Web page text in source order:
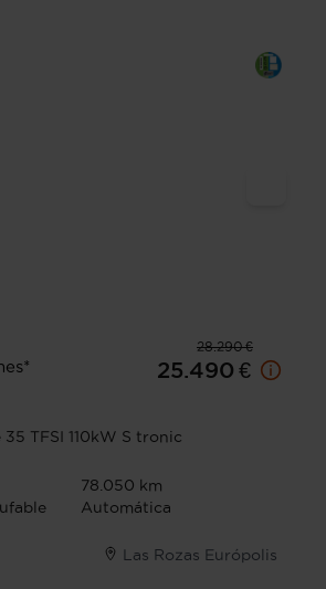
28.290 €
25.490 €
TFSI 110kW S tronic
78.050 km
Automática
Las Rozas Európolis